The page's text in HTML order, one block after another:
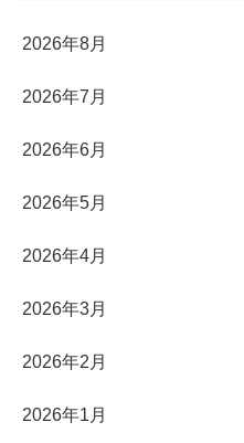
2026年8月
2026年7月
2026年6月
2026年5月
2026年4月
2026年3月
2026年2月
2026年1月